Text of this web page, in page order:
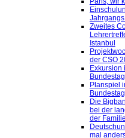
Zweites
Istanbul
der CSO
Exkursion
Bundestag
Planspiel
Bundestag
Die
bei der
der
mal